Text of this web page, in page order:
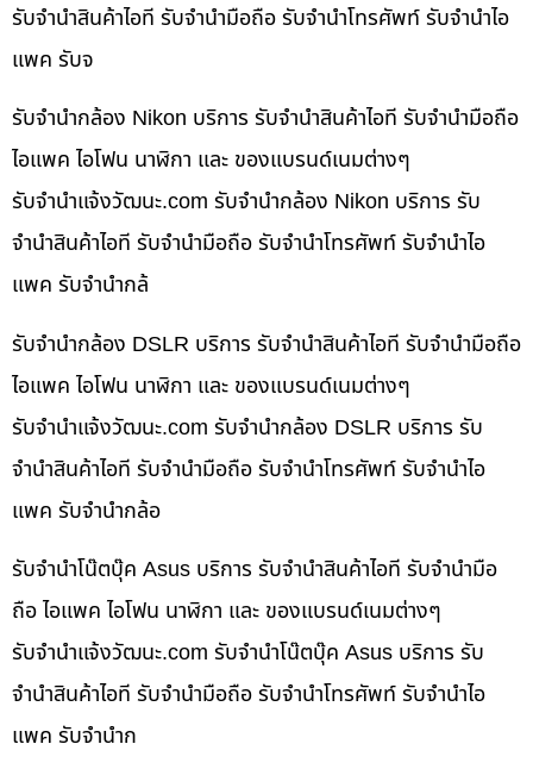
รับจำนำสินค้าไอที รับจำนำมือถือ รับจำนำโทรศัพท์ รับจำนำไอ
แพค รับจ
รับจำนำกล้อง Nikon บริการ รับจำนำสินค้าไอที รับจำนำมือถือ
ไอแพค ไอโฟน นาฬิกา และ ของแบรนด์เนมต่างๆ
รับจํานําแจ้งวัฒนะ.com รับจำนำกล้อง Nikon บริการ รับ
จำนำสินค้าไอที รับจำนำมือถือ รับจำนำโทรศัพท์ รับจำนำไอ
แพค รับจำนำกล้
รับจำนำกล้อง DSLR บริการ รับจำนำสินค้าไอที รับจำนำมือถือ
ไอแพค ไอโฟน นาฬิกา และ ของแบรนด์เนมต่างๆ
รับจํานําแจ้งวัฒนะ.com รับจำนำกล้อง DSLR บริการ รับ
จำนำสินค้าไอที รับจำนำมือถือ รับจำนำโทรศัพท์ รับจำนำไอ
แพค รับจำนำกล้อ
รับจำนำโน๊ตบุ๊ค Asus บริการ รับจำนำสินค้าไอที รับจำนำมือ
ถือ ไอแพค ไอโฟน นาฬิกา และ ของแบรนด์เนมต่างๆ
รับจํานําแจ้งวัฒนะ.com รับจำนำโน๊ตบุ๊ค Asus บริการ รับ
จำนำสินค้าไอที รับจำนำมือถือ รับจำนำโทรศัพท์ รับจำนำไอ
แพค รับจำนำก